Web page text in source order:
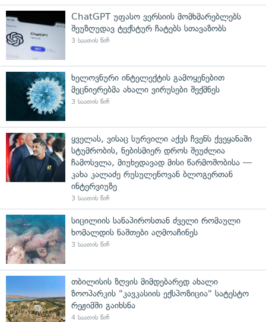
ChatGPT უფასო ვერსიის მომხმარებლებს
შეუზღუდავ ტექსტურ ჩატებს სთავაზობს
3 საათის წინ
ხელოვნური ინტელექტის გამოყენებით
მეცნიერებმა ახალი ვირუსები შექმნეს
3 საათის წინ
ყველას, ვისაც სურვილი აქვს ჩვენს ქვეყანაში
სტუმრობის, ნებისმიერ დროს შეუძლია
ჩამოსვლა, მიუხედავად მისი წარმოშობისა —
კახა კალაძე რუსულენოვან ბლოგერთან
ინტერვიუზე
3 საათის წინ
სიცილიის სანაპიროსთან ძველი რომაული
ხომალდის ნაშთები აღმოაჩინეს
3 საათის წინ
თბილისის ზღვის მიმდებარედ ახალი
ზოოპარკის "კავკასიის ექსპოზიცია" სატესტო
რეჟიმში გაიხსნა
4 საათის წინ